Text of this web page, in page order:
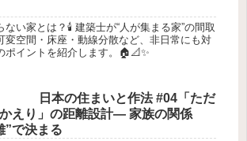
ない家とは？🕯️ 建築士が“人が集まる家”の間取
変空間・床座・動線分散など、非日常にも対
ポイントを紹介します。🏠📐✨
日本の住まいと作法 #04「ただ
えり」の距離設計― 家族の関係
”で決まる